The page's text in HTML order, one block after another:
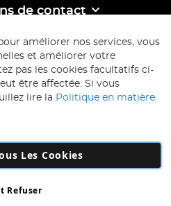
de contact
& ECONOMISEZ
améliorer nos services, vous
et améliorer votre
pas les cookies facultatifs ci-
être affectée. Si vous
lire la Politique en matière
Les Cookies
Refuser